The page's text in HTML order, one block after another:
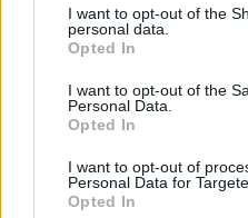
I want to opt-out of the
personal data.
Opted In
I want to opt-out of the
Personal Data.
Opted In
I want to opt-out of
Personal Data for
Opted In
L A T
E
L E
L E M
A
L U
M A T
E
M A